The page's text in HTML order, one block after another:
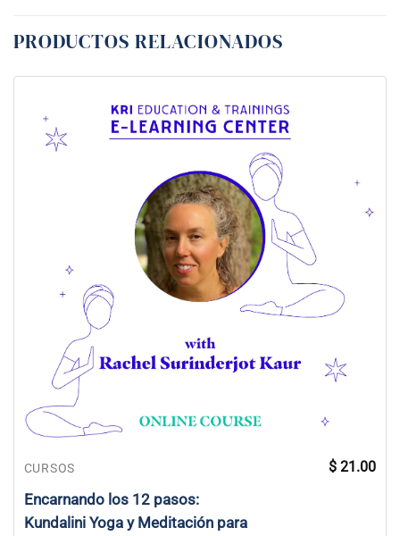
PRODUCTOS RELACIONADOS
CURSOS
Encarnando los 12 pasos:
Kundalini Yoga y Meditación para
$ 21.00